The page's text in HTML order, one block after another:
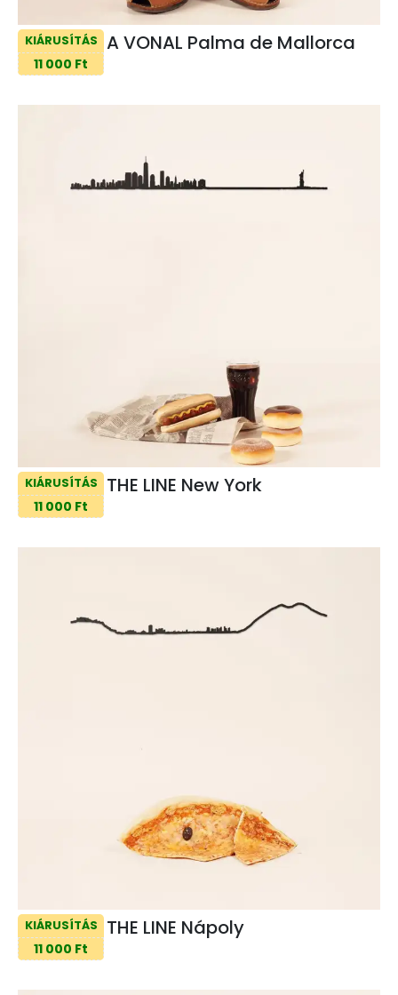
KIÁRUSÍTÁS
11 000 Ft
A VONAL Palma de Mallorca
KIÁRUSÍTÁS
11 000 Ft
THE LINE New York
KIÁRUSÍTÁS
11 000 Ft
THE LINE Nápoly